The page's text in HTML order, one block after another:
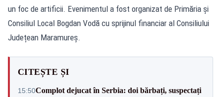
un foc de artificii. Evenimentul a fost organizat de Primăria și
Consiliul Local Bogdan Vodă cu sprijinul financiar al Consiliului
Județean Maramureș.
CITEȘTE ȘI
15:50Complot dejucat în Serbia: doi bărbați, suspectați